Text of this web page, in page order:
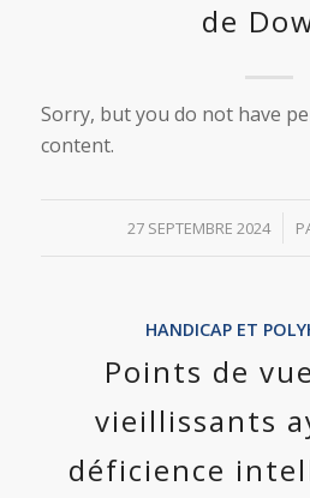
de
Sorry, but you do not have
content.
27 SEPTEMBRE 2024
/
HANDICAP ET
Points de
vieillissants
déficience